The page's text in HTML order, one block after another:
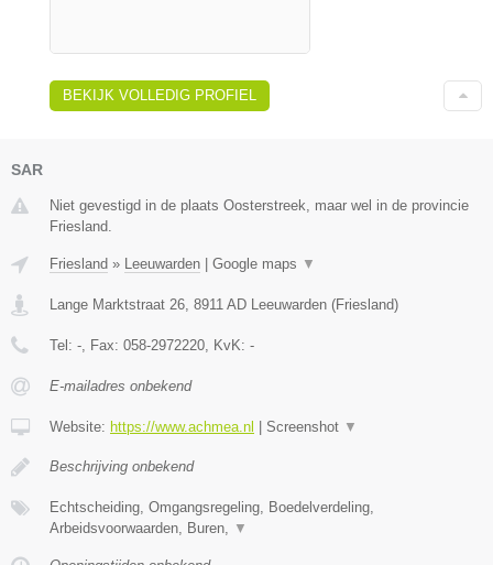
BEKIJK VOLLEDIG PROFIEL
SAR
Niet gevestigd in de plaats Oosterstreek, maar wel in de provincie
Friesland.
Friesland » Leeuwarden Google maps ▼
Lange Marktstraat 26 8911 AD Leeuwarden (Friesland)
Tel: - , Fax: 058-2972220 , KvK: -
E-mailadres onbekend
Website: https://www.achmea.nl Screenshot ▼
Beschrijving onbekend
Echtscheiding, Omgangsregeling, Boedelverdeling,
Arbeidsvoorwaarden, Buren,
▼